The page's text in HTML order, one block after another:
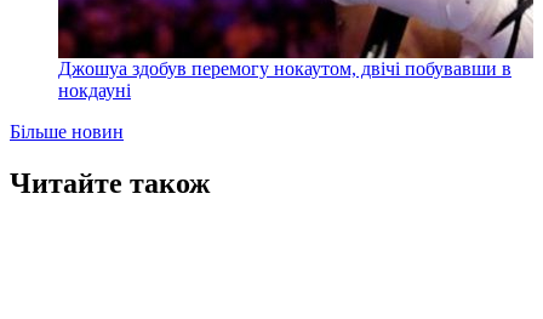
Джошуа здобув перемогу нокаутом, двічі побувавши в
нокдауні
Більше новин
Читайте також